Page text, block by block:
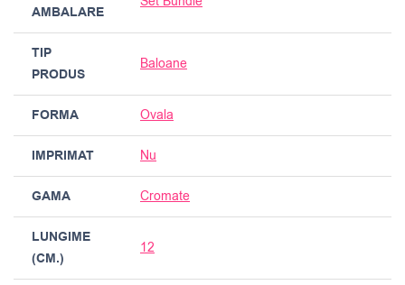
AMBALARE
TIP
PRODUS
Baloane
FORMA Ovala
IMPRIMAT Nu
GAMA Cromate
LUNGIME
(CM.)
12